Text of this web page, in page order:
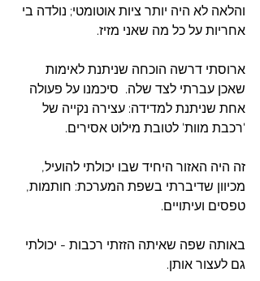
והלאה לא היה יותר ציות אוטומטי; נולדה בי
אחריות על כל מה שאני מזיז.
ארוסתי דרשה הוכחה שניתנת לאימות
שאכן עברתי לצד שלה.  סיכמנו על פעולה
אחת שניתנת למדידה: עצירה נקייה של
'רכבת מוות' לטובת מילוט אסירים.
זה היה האזור היחיד שבו יכולתי להועיל,
מכיוון שדיברתי בשפת המערכת: חותמות,
טפסים ועיתויים.
באותה שפה שאיתה הזזתי רכבות - יכולתי
גם לעצור אותן.